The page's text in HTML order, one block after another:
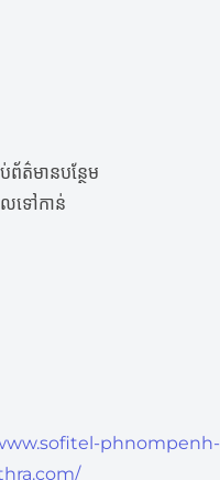
ព័ត៌មានបន្ថែម
ទៅកាន់​
phnompenh-